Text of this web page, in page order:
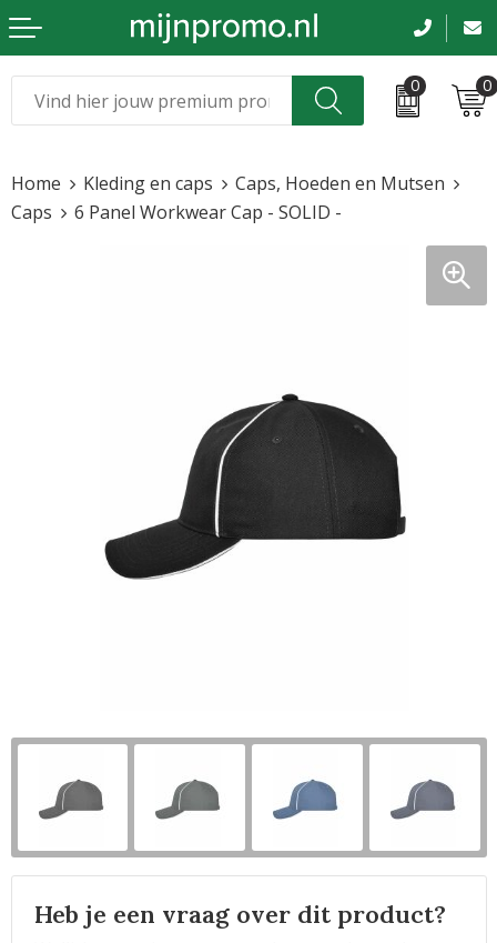
0 0
Kleding & caps
Beurs en evenementen
Bloemen en planten
Sinterklaas
Home Kleding en caps
Caps, Hoeden en Mutsen
Caps
6 Panel Workwear Cap - SOLID -
Heb je een vraag over dit product?